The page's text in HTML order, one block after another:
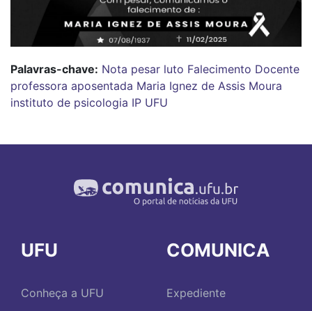
Palavras-chave: Nota pesar luto Falecimento Docente
professora aposentada Maria Ignez de Assis Moura
instituto de psicologia IP UFU
UFU
Conheça a UFU
COMUNICA
Expediente